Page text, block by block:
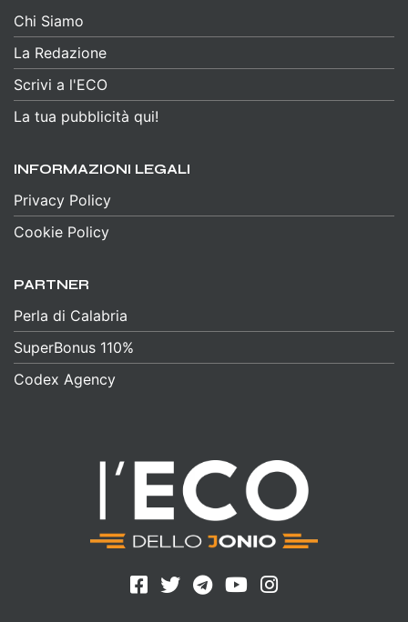
Chi Siamo
La Redazione
Scrivi a l'ECO
La tua pubblicità qui!
INFORMAZIONI LEGALI
Privacy Policy
Cookie Policy
PARTNER
Perla di Calabria
SuperBonus 110%
Codex Agency